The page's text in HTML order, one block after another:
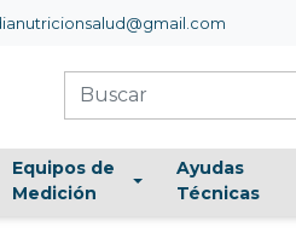
Equipos de
Medición
Ayudas
Técnicas